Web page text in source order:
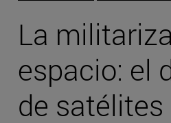
La
espacio: el
de satélites